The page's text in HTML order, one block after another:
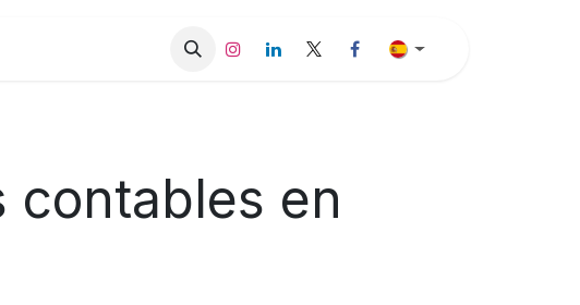
Casos de Éxito Blog Contáctenos Trabajos
contables en